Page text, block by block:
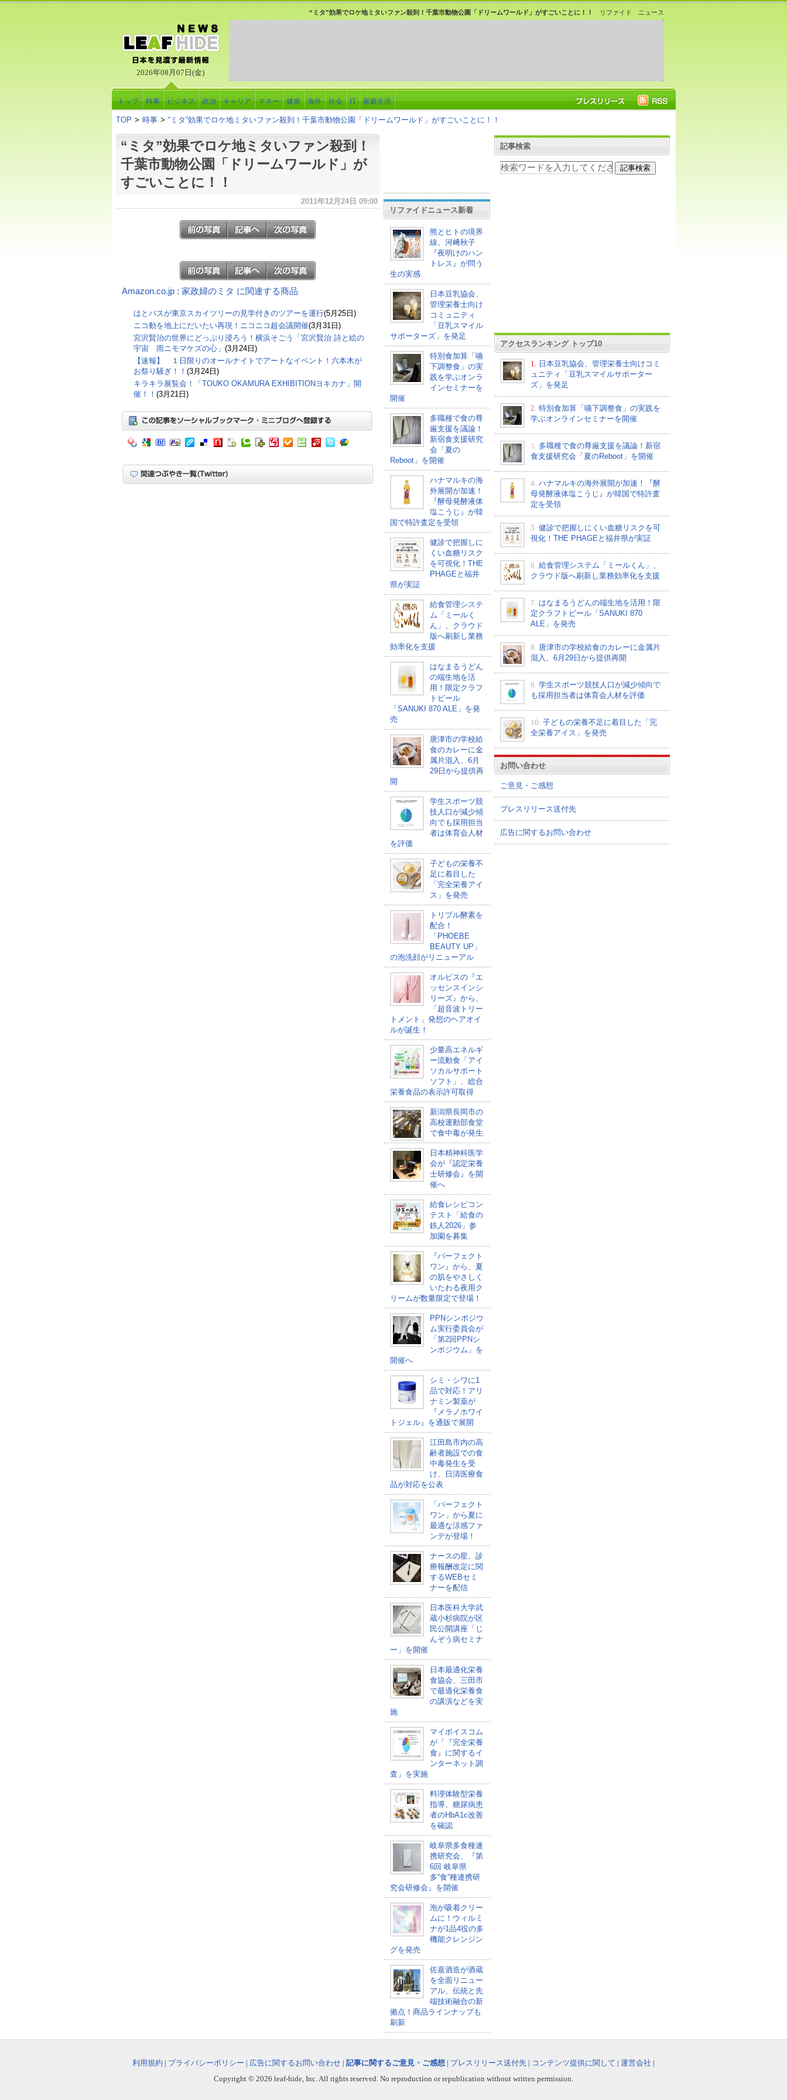
2026年08月07日(金)
リファイド ニュース
“ミタ”効果でロケ地ミタいファン殺到！千葉市動物公園「ドリームワールド」がすごいことに！！
トップ 時事 ビジネス 政治 キャリア マネー 健康 海外 社会 IT 家庭生活
TOP > 時事 > “ミタ”効果でロケ地ミタいファン殺到！千葉市動物公園「ドリームワールド」がすごいことに！！
“ミタ”効果でロケ地ミタいファン殺到！
千葉市動物公園「ドリームワールド」が
すごいことに！！
2011年12月24日 09:00
Amazon.co.jp : 家政婦のミタ に関連する商品
はとバスが東京スカイツリーの見学付きのツアーを運行(5月25日)
ニコ動を地上にだいたい再現！ニコニコ超会議開催(3月31日)
宮沢賢治の世界にどっぷり浸ろう！横浜そごう「宮沢賢治 詩と絵の
宇宙 雨ニモマケズの心」 (3月24日)
【速報】 １日限りのオールナイトでアートなイベント！六本木が
お祭り騒ぎ！！ (3月24日)
キラキラ展覧会！「TOUKO OKAMURA EXHIBITIONヨキカナ」開
催！！ (3月21日)
リファイドニュース新着
熊とヒトの境界
線。河﨑秋子
『夜明けのハン
トレス』が問う
生の実感
日本豆乳協会、
管理栄養士向け
コミュニティ
「豆乳スマイル
サポーターズ」を発足
特別食加算「嚥
下調整食」の実
践を学ぶオンラ
インセミナーを
開催
多職種で食の尊
厳支援を議論！
新宿食支援研究
会「夏の
Reboot」を開催
ハナマルキの海
外展開が加速！
『酵母発酵液体
塩こうじ』が韓
国で特許査定を受領
健診で把握しに
くい血糖リスク
を可視化！THE
PHAGEと福井
県が実証
給食管理システ
ム「ミールく
ん」、クラウド
版へ刷新し業務
効率化を支援
はなまるうどん
の端生地を活
用！限定クラフ
トビール
「SANUKI 870 ALE」を発
売
唐津市の学校給
食のカレーに金
属片混入、6月
29日から提供再
開
学生スポーツ競
技人口が減少傾
向でも採用担当
者は体育会人材
を評価
子どもの栄養不
足に着目した
「完全栄養アイ
ス」を発売
トリプル酵素を
配合！
「PHOEBE
BEAUTY UP」
の泡洗顔がリニューアル
オルビスの『エ
ッセンスインシ
リーズ』から、
「超音波トリー
トメント」発想のヘアオイ
ルが誕生！
少量高エネルギ
ー流動食「アイ
ソカルサポート
ソフト」、総合
栄養食品の表示許可取得
新潟県長岡市の
高校運動部食堂
で食中毒が発生
日本精神科医学
会が『認定栄養
士研修会』を開
催へ
給食レシピコン
テスト「給食の
鉄人2026」参
加園を募集
『パーフェクト
ワン』から、夏
の肌をやさしく
いたわる夜用ク
リームが数量限定で登場！
PPNシンポジウ
ム実行委員会が
「第2回PPNシ
ンポジウム」を
開催へ
シミ・シワに1
品で対応！アリ
ナミン製薬が
『メラノホワイ
トジェル』を通販で展開
江田島市内の高
齢者施設での食
中毒発生を受
け、日清医療食
品が対応を公表
「パーフェクト
ワン」から夏に
最適な涼感ファ
ンデが登場！
ナースの星、診
療報酬改定に関
するWEBセミ
ナーを配信
日本医科大学武
蔵小杉病院が区
民公開講座「じ
んぞう病セミナ
ー」を開催
日本最適化栄養
食協会、三田市
で最適化栄養食
の講演などを実
施
マイボイスコム
が「『完全栄養
食』に関するイ
ンターネット調
査」を実施
料理体験型栄養
指導、糖尿病患
者のHbA1c改善
を確認
岐阜県多食種連
携研究会、『第
6回 岐阜県
多“食”種連携研
究会研修会』を開催
泡が吸着クリー
ムに！ウィルミ
ナが1品4役の多
機能クレンジン
グを発売
佐嘉酒造が酒蔵
を全面リニュー
アル、伝統と先
端技術融合の新
拠点！商品ラインナップも
刷新
記事検索
アクセスランキング トップ10
1.
日本豆乳協会、管理栄養士向けコミ
ュニティ「豆乳スマイルサポーター
ズ」を発足
2. 特別食加算「嚥下調整食」の実践を
学ぶオンラインセミナーを開催
3. 多職種で食の尊厳支援を議論！新宿
食支援研究会「夏のReboot」を開催
4. ハナマルキの海外展開が加速！『酵
母発酵液体塩こうじ』が韓国で特許査
定を受領
5. 健診で把握しにくい血糖リスクを可
視化！THE PHAGEと福井県が実証
6. 給食管理システム「ミールくん」、
クラウド版へ刷新し業務効率化を支援
7. はなまるうどんの端生地を活用！限
定クラフトビール「SANUKI 870
ALE」を発売
8. 唐津市の学校給食のカレーに金属片
混入、6月29日から提供再開
9. 学生スポーツ競技人口が減少傾向で
も採用担当者は体育会人材を評価
10. 子どもの栄養不足に着目した「完
全栄養アイス」を発売
お問い合わせ
ご意見・ご感想
プレスリリース送付先
広告に関するお問い合わせ
利用規約 | プライバシーポリシー | 広告に関するお問い合わせ | 記事に関するご意見・ご感想 | プレスリリース送付先 | コンテンツ提供に関して | 運営会社 |
Copyright © 2026 leaf-hide, Inc. All rights reserved. No reproduction or republication without written permission.